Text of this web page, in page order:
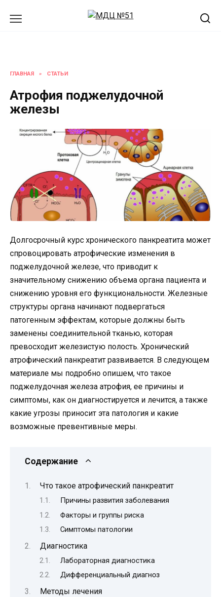
ГЛАВНАЯ » СТАТЬИ
Атрофия поджелудочной
железы
Долгосрочный курс хронического панкреатита может
спровоцировать атрофические изменения в
поджелудочной железе, что приводит к
значительному снижению объема органа пациента и
снижению уровня его функциональности. Железные
структуры органа начинают подвергаться
патогенным эффектам, которые должны быть
заменены соединительной тканью, которая
превосходит железистую полость. Хронический
атрофический панкреатит развивается. В следующем
материале мы подробно опишем, что такое
поджелудочная железа атрофия, ее причины и
симптомы, как он диагностируется и лечится, а также
какие угрозы приносит эта патология и какие
возможные превентивные меры.
Содержание
Что такое атрофический панкреатит
Причины развития заболевания
Факторы и группы риска
Симптомы патологии
Диагностика
Лабораторная диагностика
Дифференциальный диагноз
Методы лечения